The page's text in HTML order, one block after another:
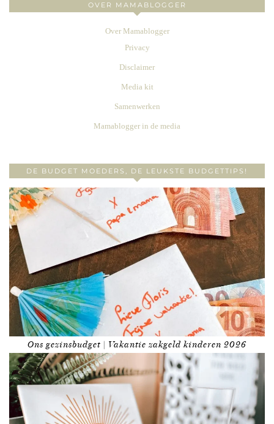
OVER MAMABLOGGER
Over Mamablogger
Privacy
Disclaimer
Media kit
Samenwerken
Mamablogger in de media
DE BUDGET MOEDERS, DE LEUKSTE BUDGETTIPS!
Ons gezinsbudget | Vakantie zakgeld kinderen 2026